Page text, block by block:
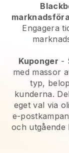
Engagera
Kuponger -
med massor
typ,
kunderna.
eget val via
e-
och utgående